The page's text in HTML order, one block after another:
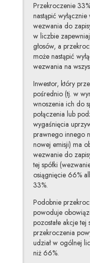
Przekroczenie
nastąpić
wezwania do
w liczbie
głosów, a
może nastąpić
wezwania na
Inwestor, który
pośrednio (tj. w
wnoszenia ich do
połączenia lub
wygaśnięcia
prawnego innego
nowej emisji) ma
wezwanie do
tej spółki
osiągnięcie 66%
33%.
Podobnie
powoduje
pozostałe akcje
przekroczenia
udział w ogólnej
niż 66%.